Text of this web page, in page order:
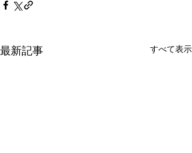
最新記事 すべて表示